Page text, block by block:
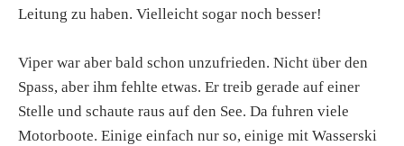
Leitung zu haben. Vielleicht sogar noch besser!
Viper war aber bald schon unzufrieden. Nicht über den
Spass, aber ihm fehlte etwas. Er treib gerade auf einer
Stelle und schaute raus auf den See. Da fuhren viele
Motorboote. Einige einfach nur so, einige mit Wasserski